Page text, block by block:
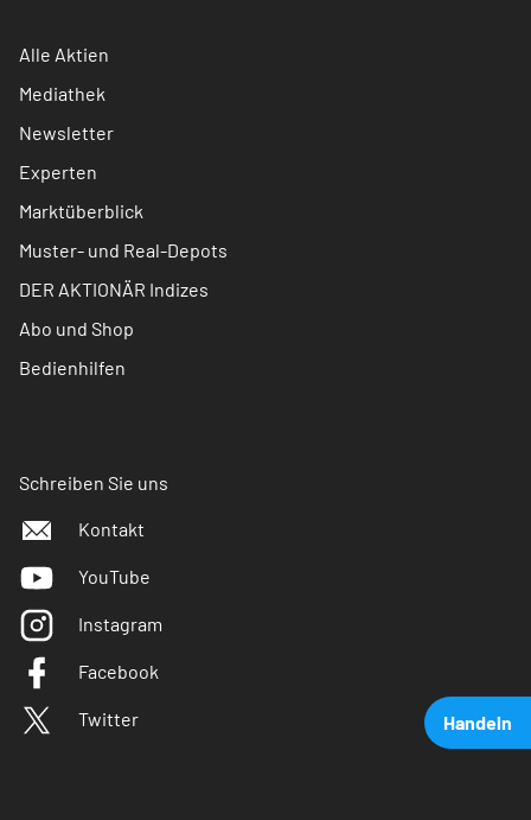
Handeln
Alle Aktien
Mediathek
Newsletter
Experten
Marktüberblick
Muster- und Real-Depots
DER AKTIONÄR Indizes
Abo und Shop
Bedienhilfen
Schreiben Sie uns
Kontakt
YouTube
Instagram
Facebook
Twitter